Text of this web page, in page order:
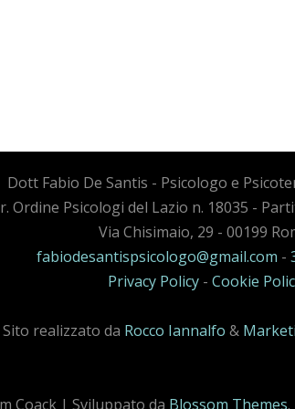
Dott Fabio De Santis - Psicologo e
Ordine Psicologi del Lazio n. 18035 -
Via Chisimaio, 29 - 00199
fabiodesantispsicologo@gmail.com -
Privacy Policy- Cookie
Sito realizzato da Rocco Iannalfo &
Coack | Sviluppato da Blossom Themes